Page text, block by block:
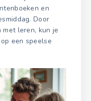
en
Door
leren, kun je
een speelse